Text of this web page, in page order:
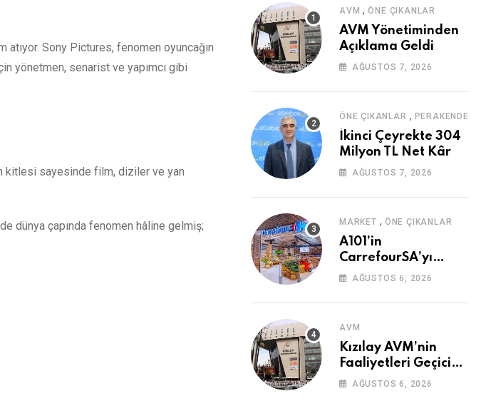
atıyor. Sony Pictures, fenomen oyuncağın
yönetmen, senarist ve yapımcı gibi
kitlesi sayesinde film, diziler ve yan
dünya çapında fenomen hâline gelmiş;
AVM ,ÖNE ÇIKANLAR
AVM Yönetiminden
Açıklama Geldi
AĞUSTOS 7, 2026
ÖNE ÇIKANLAR , PERAKENDE
İkinci Çeyrekte 304
Milyon TL Net Kâr
AĞUSTOS 7, 2026
MARKET , ÖNE ÇIKANLAR
A101’in
CarrefourSA’yı
Devralmasına Şartlı
AĞUSTOS 6, 2026
AVM
Kızılay AVM’nin
Faaliyetleri Geçici
Olarak Durduruldu
AĞUSTOS 6, 2026